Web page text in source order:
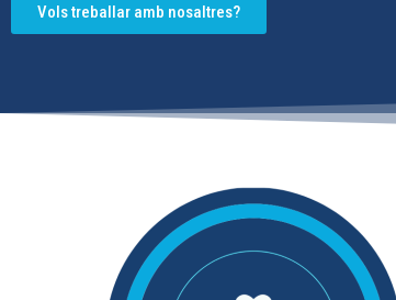
Vols treballar amb nosaltres?